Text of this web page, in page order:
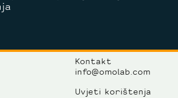
Kontakt
info@omolab.com
Uvjeti korištenja